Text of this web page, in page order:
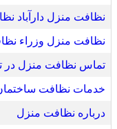
نظافت منزل دارآباد
نظافت منزل وزراء
تماس نظافت منزل در
خدمات نظافت
درباره نظافت منزل